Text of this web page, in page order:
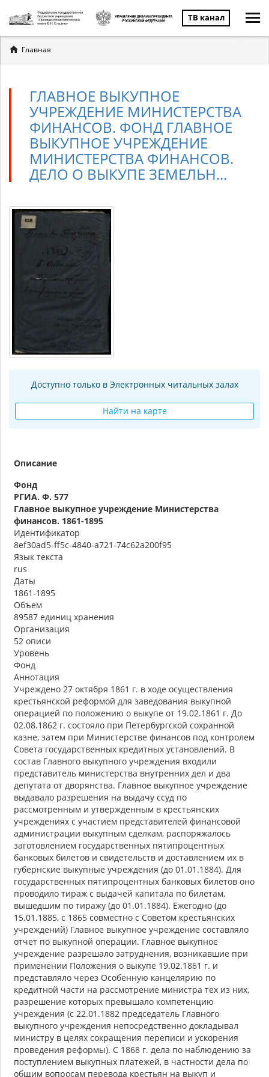
ТВ канал
Вы
здесь
Главная
ГЛАВНОЕ ВЫКУПНОЕ
УЧРЕЖДЕНИЕ МИНИСТЕРСТВА
ФИНАНСОВ. ФОНД ГЛАВНОЕ
ВЫКУПНОЕ УЧРЕЖДЕНИЕ
МИНИСТЕРСТВА ФИНАНСОВ.
ДЕЛО О ВЫКУПЕ ЗЕМЕЛЬН...
Доступно только в Электронных читальных залах
Найти на карте
Описание
Фонд
РГИА. Ф. 577
Главное выкупное учреждение Министерства
финансов. 1861-1895
Идентификатор
8ef30ad5-ff5c-4840-a721-74c62a200f95
Язык текста
rus
Даты
1861-1895
Объем
89587 единиц хранения
Организация
52 описи
Уровень
Фонд
Аннотация
Учреждено 27 октября 1861 г. в ходе осуществления
крестьянской реформой для заведования выкупной
операцией по положению о выкупе от 19.02.1861 г. До
02.08.1862 г. состояло при Петербургской сохранной
казне, затем при Министерстве финансов под контролем
Совета государственных кредитных установлений. В
состав Главного выкупного учреждения входили
представитель министерства внутренних дел и два
депутата от дворянства. Главное выкупное учреждение
выдавало разрешения на выдачу ссуд по
рассмотренным и утвержденным в крестьянских
учреждениях с участием представителей финансовой
администрации выкупным сделкам, распоряжалось
заготовлением государственных пятипроцентных
банковых билетов и свидетельств и доставлением их в
губернские выкупные учреждения (до 01.01.1884). Для
государственных пятипроцентных банковых билетов оно
проводило тираж с выдачей капитала по билетам,
вышедшим по тиражу (до 01.01.1884). Ежегодно (до
15.01.1885, с 1865 совместно с Советом крестьянских
учреждений) Главное выкупное учреждение составляло
отчет по выкупной операции. Главное выкупное
учреждение разрешало затруднения, возникавшие при
применении Положения о выкупе 19.02.1861 г. и
представляло через Особенную канцелярию по
кредитной части на рассмотрение министра тех из них,
разрешение которых превышало компетенцию
учреждения (с 22.01.1882 председатель Главного
выкупного учреждения непосредственно докладывал
министру в целях сокращения переписи и ускорения
проведения реформы). С 1868 г. дела по наблюдению за
поступлением выкупных платежей, в частности дела по
общим вопросам перевода крестьян на выкуп и